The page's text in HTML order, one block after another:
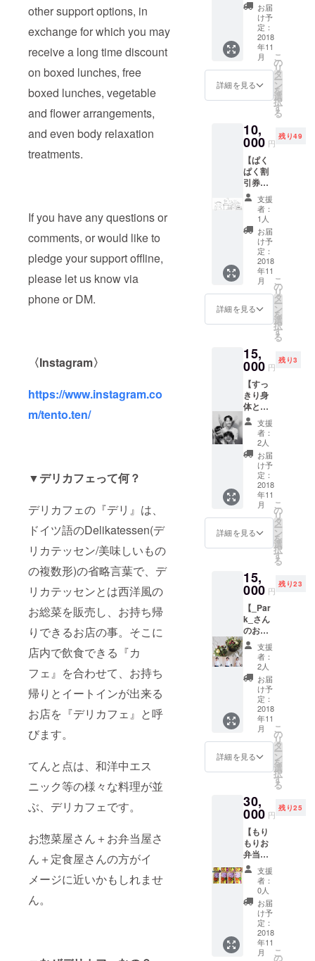
other support options, in
exchange for which you may
receive a long time discount
on boxed lunches, free
boxed lunches, vegetable
and flower arrangements,
and even body relaxation
treatments.
If you have any questions or
comments, or would like to
pledge your support offline,
please let us know via
phone or DM.
〈Instagram〉
https://www.instagram.co
m/tento.ten/
▼デリカフェって何？
デリカフェの『デリ』は、
ドイツ語のDelikatessen(デ
リカテッセン/美味しいもの
の複数形)の省略言葉で、デ
リカテッセンとは西洋風の
お総菜を販売し、お持ち帰
りできるお店の事。そこに
店内で飲食できる『カ
フェ』を合わせて、お持ち
帰りとイートインが出来る
お店を『デリカフェ』と呼
びます。
てんと点は、和洋中エス
ニック等の様々な料理が並
ぶ、デリカフェです。
お惣菜屋さん＋お弁当屋さ
ん＋定食屋さんの方がイ
メージに近いかもしれませ
ん。
メント
を下さ
い。 ②
てん
ちゃん
ステッ
カー を
お届け
順次発
送予定
です。
※グッズ
は一部
仕様変
更とな
る場合
がござ
いま
す。
円分】
①お食
事券
11,500
円分 ・
てんと
点でお
好き
な お
弁当・
お惣
菜 に
記載の
金額分
お使い
頂ける
お食事
券で
す。 ・
使用期
限はあ
りませ
ん。 ②
てん
ちゃん
ステッ
カー を
11月以
降順次
発送予
定で
す。
お届
け予
定：
2018
年11
月
詳細を見る
こ
の
リ
タ
ー
ン
を
選
択
す
る
10,
000 円
残り49
【ぱく
ぱく割
引券
コー
ス
ずっと
お弁
当・定
引き(1
日1食ま
で)】 ①
ずっと
お弁
当・定
食 50円
てんと
点でお
好き
な お
弁当・
定食
にお使
い頂け
る割引
券で
す。(お
惣菜単
品には
お使い
頂けま
せん。)
・使用
ている
期間・
個数に
お使い
頂けま
す。 ・
ずっと
割引券
は、お
店営業
期間中
に限り
ます。
②てん
ちゃん
ステッ
カー を
11月以
降順次
定で
す。
支援
者：
1人
お届
け予
定：
2018
年11
月
詳細を見る
こ
の
リ
タ
ー
ン
を
選
択
す
る
15,
000 円
残り3
【すっ
きり身
体とも
ぐもぐ
お食事
券の
コー
ス
5,500円
分】 ①
すっき
り身体
を整え
る30分
（お茶
付き）
整復師
のこう
ちゃん
が30分
身体を
整えま
す。そ
の後に
ゆっく
りとお
茶をお
召し上
がりく
ださ
い。 ・
日にち
時間は
て頂き
ます。
・店舗
イート
インス
ペース
にて、
営業時
間外に
施術予
定で
す。 ・
現地ま
での交
通費は
支援
者：
2人
お届
け予
定：
2018
年11
月
詳細を見る
こ
の
リ
タ
ー
ン
を
選
択
す
る
15,
000 円
残り23
【_Par
k_さん
のお野
菜のア
レン
ジ
M
コー
ス』
①_Par
k_さん
のお野
菜のア
レン
ジ M
・写真
メージ
です。
時期や
仕入れ
状況に
よって
花材・
器が変
更にな
る場合
がござ
いま
す。 ・
世界で
一つの
支援
者：
2人
お届
け予
定：
2018
年11
月
詳細を見る
こ
の
リ
タ
ー
ン
を
選
択
す
る
30,
000 円
残り25
【もり
もりお
弁当無
料券
コー
ス 3ヶ
月間】
①3ヶ月
間 お
弁当無
料券
・てん
支援
者：
0人
お届
け予
定：
2018
年11
月
こ
の